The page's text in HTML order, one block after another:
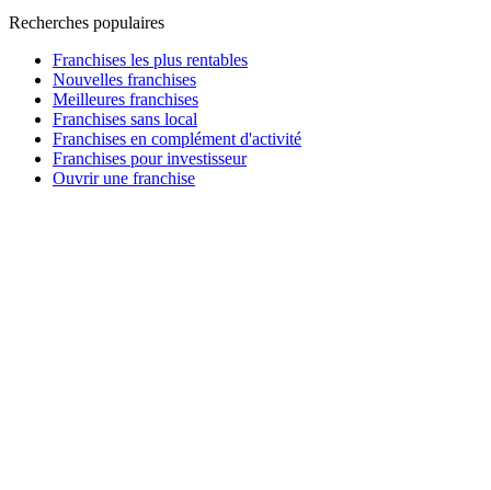
Recherches populaires
Franchises les plus rentables
Nouvelles franchises
Meilleures franchises
Franchises sans local
Franchises en complément d'activité
Franchises pour investisseur
Ouvrir une franchise